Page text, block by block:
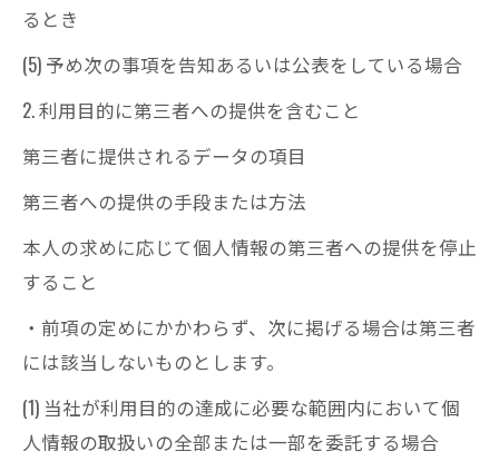
るとき
(5) 予め次の事項を告知あるいは公表をしている場合
2. 利用目的に第三者への提供を含むこと
第三者に提供されるデータの項目
第三者への提供の手段または方法
本人の求めに応じて個人情報の第三者への提供を停止
すること
・前項の定めにかかわらず、次に掲げる場合は第三者
には該当しないものとします。
(1) 当社が利用目的の達成に必要な範囲内において個
人情報の取扱いの全部または一部を委託する場合